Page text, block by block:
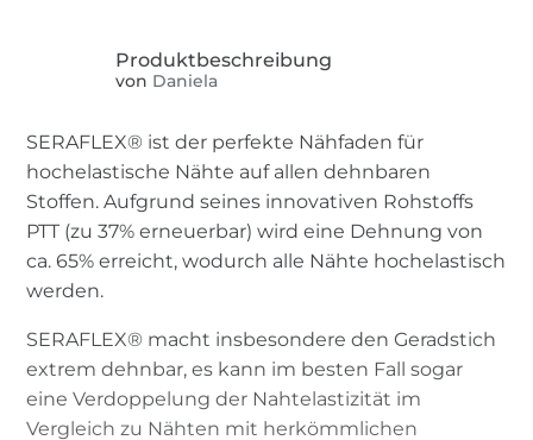
von Daniela
SERAFLEX® ist der perfekte Nähfaden für
hochelastische Nähte auf allen dehnbaren
Stoffen. Aufgrund seines innovativen Rohstoffs
PTT (zu 37% erneuerbar) wird eine Dehnung von
ca. 65% erreicht, wodurch alle Nähte hochelastisch
werden.
SERAFLEX® macht insbesondere den Geradstich
extrem dehnbar, es kann im besten Fall sogar
eine Verdoppelung der Nahtelastizität im
Vergleich zu Nähten mit herkömmlichen